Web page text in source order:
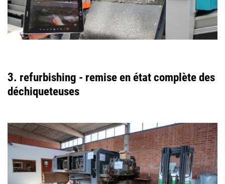
3. refurbishing - remise en état complète des
déchiqueteuses